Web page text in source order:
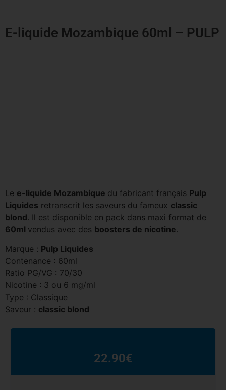
E-liquide Mozambique 60ml – PULP
Le e-liquide Mozambique du fabricant français Pulp
Liquides retranscrit les saveurs du fameux classic
blond. Il est disponible en pack dans maxi format de
60ml vendus avec des boosters de nicotine.
Marque : Pulp Liquides
Contenance : 60ml
Ratio PG/VG : 70/30
Nicotine : 3 ou 6 mg/ml
Type : Classique
Saveur : classic blond
22.90€